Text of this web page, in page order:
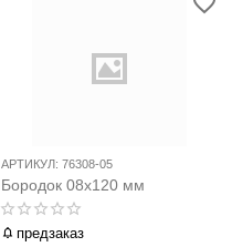
АРТИКУЛ: 76308-05
Бородок 08x120 мм
предзаказ